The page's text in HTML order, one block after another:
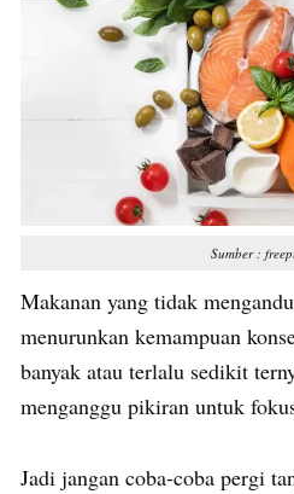
Sumber :
Makanan yang tidak
menurunkan kemampuan
banyak atau terlalu sedikit
menganggu pikiran untuk
Jadi jangan coba-coba pergi